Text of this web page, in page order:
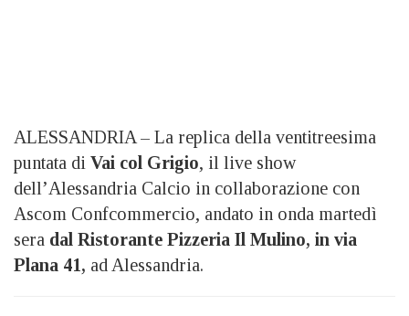
ALESSANDRIA – La replica della ventitreesima
puntata di Vai col Grigio, il live show
dell’Alessandria Calcio in collaborazione con
Ascom Confcommercio, andato in onda martedì
sera dal Ristorante Pizzeria Il Mulino, in via
Plana 41, ad Alessandria.